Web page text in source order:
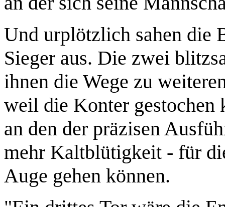
Und urplötzlich sahen die
Sieger aus. Die zwei
ihnen die Wege zu
weil die Konter gestochen
an den der präzisen
mehr Kaltblütigkeit - für
Auge gehen können.